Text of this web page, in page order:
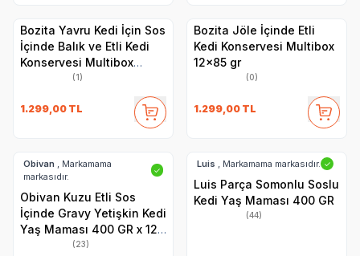
Bozita Yavru Kedi İçin Sos
İçinde Balık ve Etli Kedi
Konservesi Multibox
(1)
1.299,00 TL
Bozita Jöle İçinde Etli
Kedi Konservesi Multibox
12x85 gr
(0)
1.299,00 TL
Obivan , Markamama
markasıdır.
✓
Obivan Kuzu Etli Sos
İçinde Gravy Yetişkin Kedi
Yaş Maması 400 GR x 12
(23)
Luis , Markamama markasıdır. ✓
Luis Parça Somonlu Soslu
Kedi Yaş Maması 400 GR
(44)